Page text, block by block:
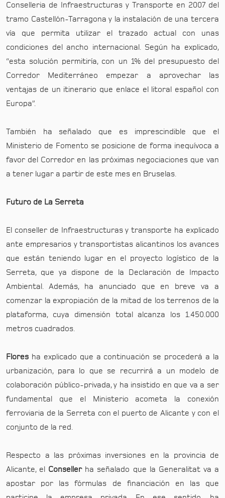
Conselleria de Infraestructuras y Transporte en 2007 del
tramo Castellón-Tarragona y la instalación de una tercera
vía que permita utilizar el trazado actual con unas
condiciones del ancho internacional. Según ha explicado,
“esta solución permitiría, con un 1% del presupuesto del
Corredor Mediterráneo empezar a aprovechar las
ventajas de un itinerario que enlace el litoral español con
Europa”.
También ha señalado que es imprescindible que el
Ministerio de Fomento se posicione de forma inequívoca a
favor del Corredor en las próximas negociaciones que van
a tener lugar a partir de este mes en Bruselas.
Futuro de La Serreta
El conseller de Infraestructuras y transporte ha explicado
ante empresarios y transportistas alicantinos los avances
que están teniendo lugar en el proyecto logístico de la
Serreta, que ya dispone de la Declaración de Impacto
Ambiental. Además, ha anunciado que en breve va a
comenzar la expropiación de la mitad de los terrenos de la
plataforma, cuya dimensión total alcanza los 1.450.000
metros cuadrados.
Flores ha explicado que a continuación se procederá a la
urbanización, para lo que se recurrirá a un modelo de
colaboración público-privada, y ha insistido en que va a ser
fundamental que el Ministerio acometa la conexión
ferroviaria de la Serreta con el puerto de Alicante y con el
conjunto de la red.
Respecto a las próximas inversiones en la provincia de
Alicante, el Consellerha señalado que la Generalitat va a
apostar por las fórmulas de financiación en las que